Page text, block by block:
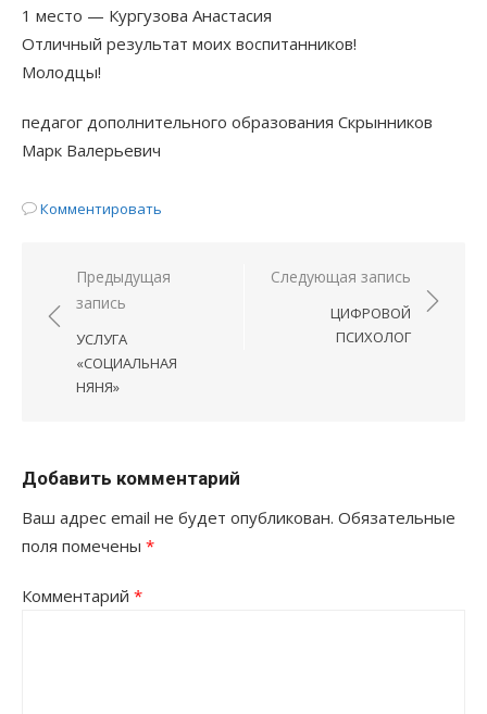
1 место — Кургузова Анастасия
Отличный результат моих воспитанников!
Молодцы!
педагог дополнительного образования Скрынников
Марк Валерьевич
Комментировать
Навигация
по
записям
Предыдущая
запись
УСЛУГА
«СОЦИАЛЬНАЯ
НЯНЯ»
Следующая запись
ЦИФРОВОЙ
ПСИХОЛОГ
Добавить комментарий
Ваш адрес email не будет опубликован. Обязательные
поля помечены *
Комментарий *